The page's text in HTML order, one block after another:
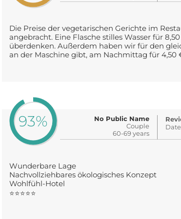
Die Preise der vegetarischen Gerichte im
angebracht. Eine Flasche stilles Wasser für
überdenken. Außerdem haben wir für den
an der Maschine gibt, am Nachmittag für 4,50
93%
No Public Name
Couple
60-69 years
Wunderbare Lage
Nachvollziehbares ökologisches Konzept
Wohlfühl-Hotel
⭐️⭐️⭐️⭐️⭐️